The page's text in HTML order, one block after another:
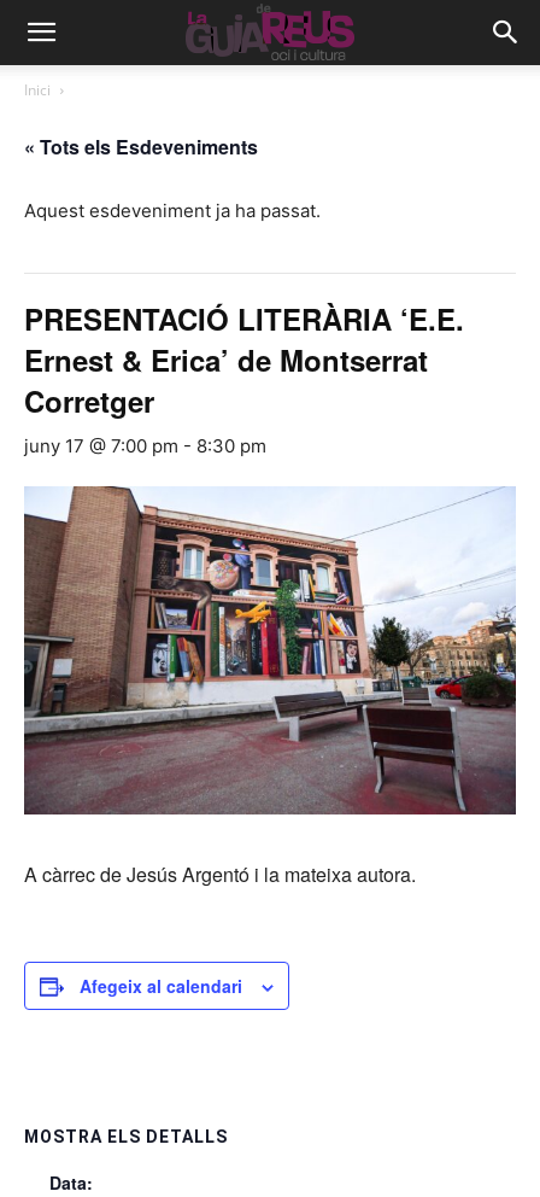
Inici
« Tots els Esdeveniments
Aquest esdeveniment ja ha passat.
PRESENTACIÓ LITERÀRIA ‘E.E.
Ernest & Erica’ de Montserrat
Corretger
juny 17 @ 7:00 pm - 8:30 pm
A càrrec de Jesús Argentó i la mateixa autora.
Afegeix al calendari
MOSTRA ELS DETALLS
Data: